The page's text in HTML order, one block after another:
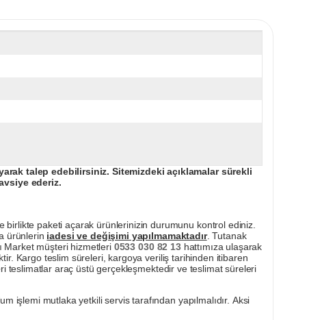
talep edebilirsiniz. Sitemizdeki açıklamalar sürekli
ederiz.
paketi açarak ürünlerinizin durumunu kontrol ediniz.
ürünlerin iadesi ve değişimi yapılmamaktadır. Tutanak
Market müşteri hizmetleri 0533 030 82 13hattımıza ulaşarak
Kargo teslim süreleri, kargoya veriliş tarihinden itibaren
teslimatlar araç üstü gerçekleşmektedir ve teslimat süreleri
işlemi mutlaka yetkili servis tarafından yapılmalıdır. Aksi